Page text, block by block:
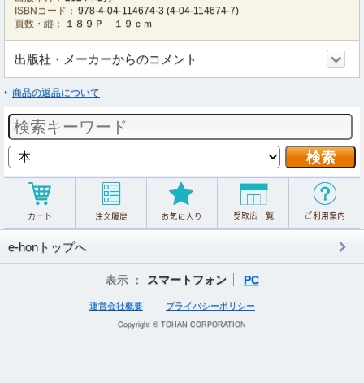
ISBNコード： 978-4-04-114674-3 (4-04-114674-7)
頁数・縦：
１８９Ｐ １９ｃｍ
出版社・メーカーからのコメント
商品の返品について
e-honトップへ
表示 ： スマートフォン PC
運営会社概要 プライバシーポリシー
Copyright © TOHAN CORPORATION